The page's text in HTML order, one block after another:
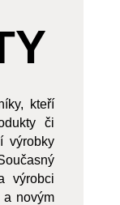
kteří
či
výrobky
výrobci
a novým